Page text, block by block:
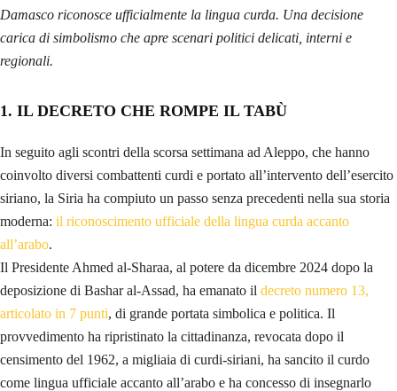
Damasco riconosce ufficialmente la lingua curda. Una decisione
carica di simbolismo che apre scenari politici delicati, interni e
regionali.
1. IL DECRETO CHE ROMPE IL TABÙ
In seguito agli scontri della scorsa settimana ad Aleppo, che hanno
coinvolto diversi combattenti curdi e portato all’intervento dell’esercito
siriano, la Siria ha compiuto un passo senza precedenti nella sua storia
moderna: il riconoscimento ufficiale della lingua curda accanto
all’arabo.
Il Presidente Ahmed al-Sharaa, al potere da dicembre 2024 dopo la
deposizione di Bashar al-Assad, ha emanato il decreto numero 13,
articolato in 7 punti, di grande portata simbolica e politica. Il
provvedimento ha ripristinato la cittadinanza, revocata dopo il
censimento del 1962, a migliaia di curdi-siriani, ha sancito il curdo
come lingua ufficiale accanto all’arabo e ha concesso di insegnarlo